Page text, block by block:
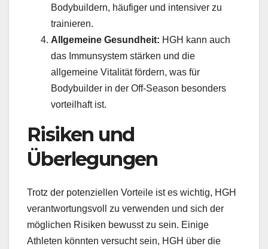
Bodybuildern, häufiger und intensiver zu
trainieren.
Allgemeine Gesundheit: HGH kann auch
das Immunsystem stärken und die
allgemeine Vitalität fördern, was für
Bodybuilder in der Off-Season besonders
vorteilhaft ist.
Risiken und
Überlegungen
Trotz der potenziellen Vorteile ist es wichtig, HGH
verantwortungsvoll zu verwenden und sich der
möglichen Risiken bewusst zu sein. Einige
Athleten könnten versucht sein, HGH über die